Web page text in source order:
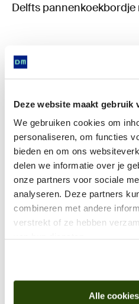
Deze website maakt gebruik
We gebruiken cookies om
personaliseren, om functies
bieden en om ons
delen we informatie over je
onze partners voor sociale
analyseren. Deze partners
combineren met andere
verstrekt of ze hebben
Alle
Delfts
Is found in
Now